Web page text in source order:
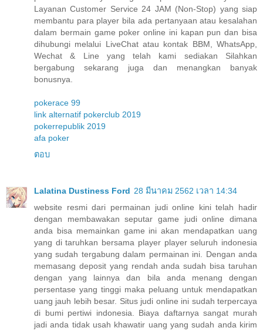
Layanan Customer Service 24 JAM (Non-Stop) yang siap
membantu para player bila ada pertanyaan atau kesalahan
dalam bermain game poker online ini kapan pun dan bisa
dihubungi melalui LiveChat atau kontak BBM, WhatsApp,
Wechat & Line yang telah kami sediakan Silahkan
bergabung sekarang juga dan menangkan banyak
bonusnya.
pokerace 99
link alternatif pokerclub 2019
pokerrepublik 2019
afa poker
ตอบ
Lalatina Dustiness Ford 28 มีนาคม 2562 เวลา 14:34
website resmi dari permainan judi online kini telah hadir
dengan membawakan seputar game judi online dimana
anda bisa memainkan game ini akan mendapatkan uang
yang di taruhkan bersama player player seluruh indonesia
yang sudah tergabung dalam permainan ini. Dengan anda
memasang deposit yang rendah anda sudah bisa taruhan
dengan yang lainnya dan bila anda menang dengan
persentase yang tinggi maka peluang untuk mendapatkan
uang jauh lebih besar. Situs judi online ini sudah terpercaya
di bumi pertiwi indonesia. Biaya daftarnya sangat murah
jadi anda tidak usah khawatir uang yang sudah anda kirim